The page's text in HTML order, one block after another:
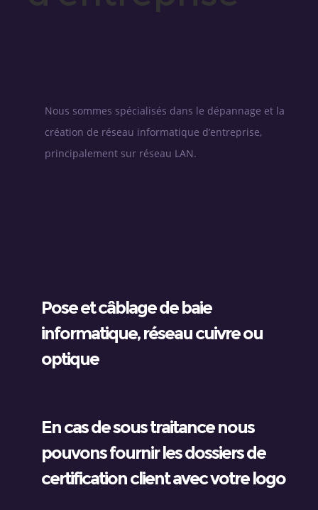
Nous sommes spécialisés dans le dépannage et la
création de réseau informatique d’entreprise,
principalement sur réseau LAN.
Pose et câblage de baie
informatique, réseau cuivre ou
optique
En cas de sous traitance nous
pouvons fournir les dossiers de
certification client avec votre logo